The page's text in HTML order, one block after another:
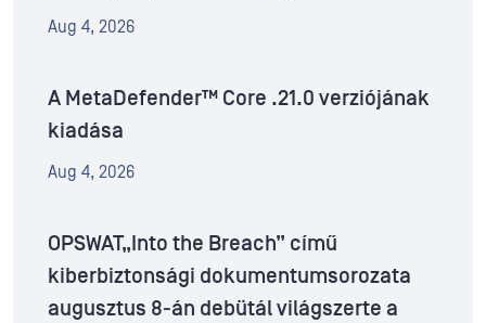
Aug 4, 2026
A MetaDefender™ Core .21.0 verziójának
kiadása
Aug 4, 2026
OPSWAT„Into the Breach” című
kiberbiztonsági dokumentumsorozata
augusztus 8-án debütál világszerte a